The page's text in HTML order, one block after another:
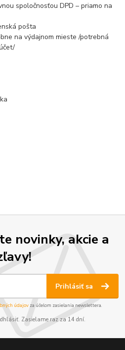
spoločnosťou DPD – priamo na
pošta
na výdajnom mieste /potrebná
novinky, akcie a
Prihlásiť sa
údajov za účelom zasielania newslettera.
Zasielame raz za 14 dní.